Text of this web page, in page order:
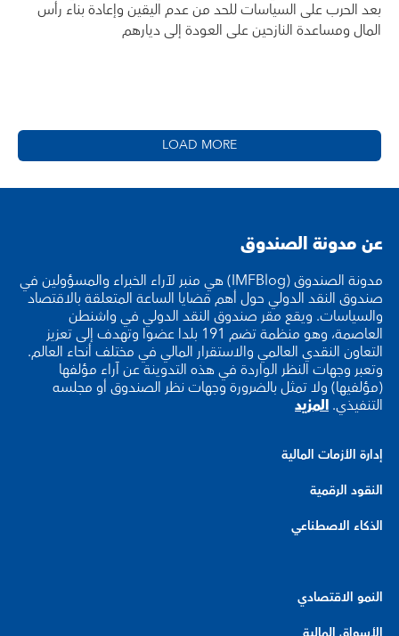
بعد الحرب على السياسات للحد من عدم اليقين وإعادة بناء رأس
المال ومساعدة النازحين على العودة إلى ديارهم
LOAD MORE
عن مدونة الصندوق
مدونة الصندوق (IMFBlog) هي منبر لآراء الخبراء والمسؤولين في
صندوق النقد الدولي حول أهم قضايا الساعة المتعلقة بالاقتصاد
والسياسات. ويقع مقر صندوق النقد الدولي في واشنطن
العاصمة، وهو منظمة تضم 191 بلدا عضوا وتهدف إلى تعزيز
التعاون النقدي العالمي والاستقرار المالي في مختلف أنحاء العالم.
وتعبر وجهات النظر الواردة في هذه التدوينة عن آراء مؤلفها
(مؤلفيها) ولا تمثل بالضرورة وجهات نظر الصندوق أو مجلسه
التنفيذي.المزيد
إدارة الأزمات المالية
النقود الرقمية
الذكاء الاصطناعي
النمو الاقتصادي